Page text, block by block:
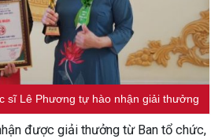
sĩ Lê Phương tự hào nhận giải thưởng
được giải thưởng từ Ban tổ chức,